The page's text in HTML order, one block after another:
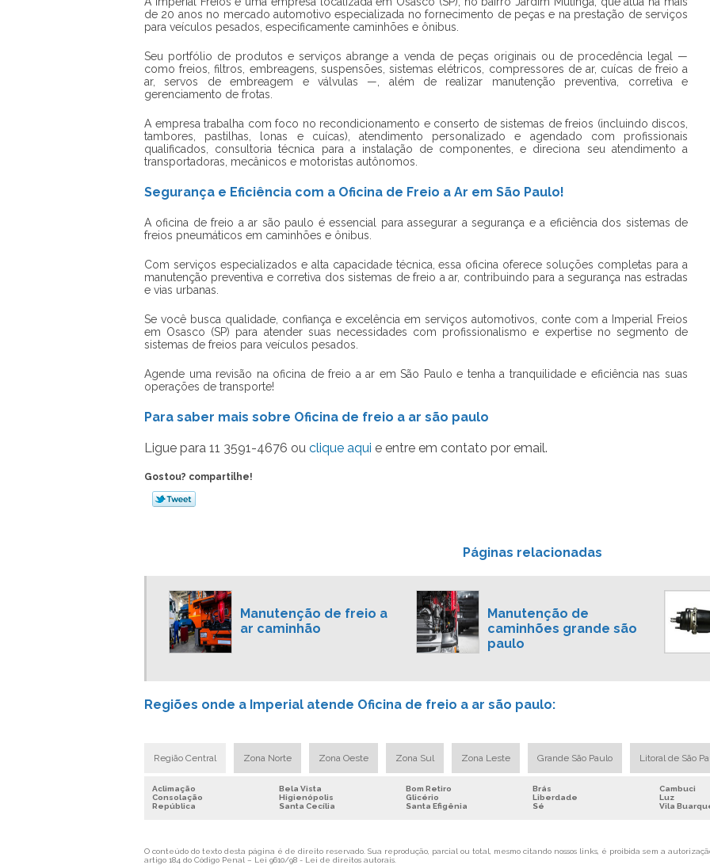
de 20 anos no mercado automotivo especializada no fornecimento de peças e na prestação de serviços
para veículos pesados, especificamente caminhões e ônibus.
Seu portfólio de produtos e serviços abrange a venda de peças originais ou de procedência legal —
como freios, filtros, embreagens, suspensões, sistemas elétricos, compressores de ar, cuícas de freio a
ar, servos de embreagem e válvulas —, além de realizar manutenção preventiva, corretiva e
gerenciamento de frotas.
A empresa trabalha com foco no recondicionamento e conserto de sistemas de freios (incluindo discos,
tambores, pastilhas, lonas e cuícas), atendimento personalizado e agendado com profissionais
qualificados, consultoria técnica para a instalação de componentes, e direciona seu atendimento a
transportadoras, mecânicos e motoristas autônomos.
Segurança e Eficiência com a Oficina de Freio a Ar em São Paulo!
A oficina de freio a ar são paulo é essencial para assegurar a segurança e a eficiência dos sistemas de
freios pneumáticos em caminhões e ônibus.
Com serviços especializados e alta capacidade técnica, essa oficina oferece soluções completas para a
manutenção preventiva e corretiva dos sistemas de freio a ar, contribuindo para a segurança nas estradas
e vias urbanas.
Se você busca qualidade, confiança e excelência em serviços automotivos, conte com a Imperial Freios
em Osasco (SP) para atender suas necessidades com profissionalismo e expertise no segmento de
sistemas de freios para veículos pesados.
Agende uma revisão na oficina de freio a ar em São Paulo e tenha a tranquilidade e eficiência nas suas
operações de transporte!
Para saber mais sobre Oficina de freio a ar são paulo
Ligue para 11 3591-4676 ou clique aqui e entre em contato por email.
Gostou? compartilhe!
Páginas relacionadas
Manutenção de freio a
ar caminhão
Manutenção de
caminhões grande são
paulo
Regiões onde a Imperial atende Oficina de freio a ar são paulo:
Região Central Zona Norte Zona Oeste Zona Sul Zona Leste Grande São Paulo Litoral de São
Aclimação Bela Vista Bom Retiro Brás Cambuci
Consolação
Higienópolis Glicério Liberdade Luz
República
Santa Cecília Santa Efigênia Sé Vila
O conteúdo do texto desta página é de direito reservado. Sua reprodução, parcial ou total, mesmo citando nossos links, é proibida sem a
artigo 184 do Código Penal – Lei 9610/98 - Lei de direitos autorais